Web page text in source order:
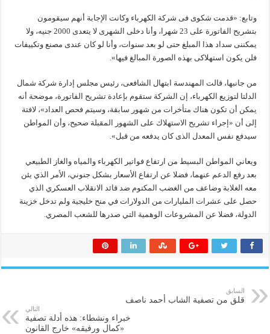
وتابع: «قدمت شكوى فى شركة الكهرباء وكانت الإجابة أنهم سيقومون
بتشريح الفاتورة على 23 شهرا، وأنا دخلى الشهرى لا يتعدى 2000 جنيه، ولا
يمكننى سداد هذا المبلغ حتى لو بعد سنوات، وأنا لو كان عندى مصنع وتكييفات
فلن يكون استهلاكى بهذه الصورة المبالغ فيها».
من جانبها، قالت المهندسة ابتهال الشافعى، رئيس مجلس إدارة شركة شمال
الدلتا لتوزيع الكهرباء، إن الشركة ستقوم بإعادة تشريح الفاتورة، موضحة أنه
يمكن أن تكون هناك متأخرات من شهور سابقة، وسيتم فحص العداد»، لافتة
إلى أن «إجراء تشريح الاستهلاك على الشهور المقبلة صحيح، وأن المواطن
سيدفع نفس المعدل الذى كان يدفعه من قبل».
ويعاني المواطن البسيط من ارتفاع فواتير الكهرباء والمياه والغاز الطبيعي
بعد رفع الدعم عنهما، فضلا عن ارتفاع الأسعار بشكل جنوني، الأمر الذي يئن
معه الغلابة وضاعف من الغضب المكتوم ضد قائد الانقلاب العسكري الذي
حصل على عشرات المليارات من الدولارات في منح خليجية ولم تدخل خزينة
الدولة، فضلا عن المشروعات الوهمية التي صدرها للشعب المصري.
السابق
قلق من تصفية الشاب أحمد ناصف
التالي
خبراء ونشطاء: هذه أدلة تصفية
«كمال ورفيقه» خارج القانون